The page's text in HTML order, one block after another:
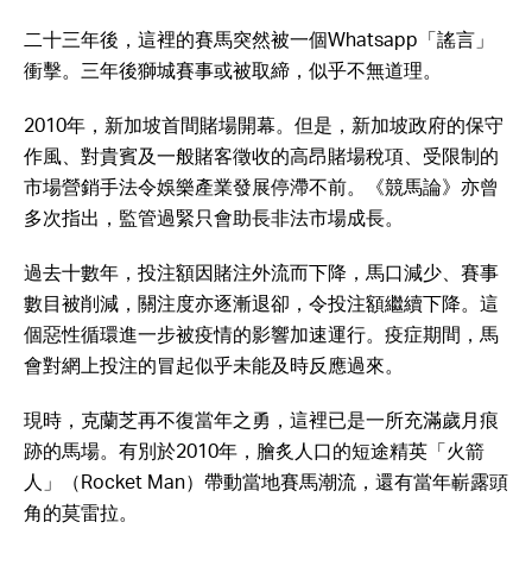
二十三年後，這裡的賽馬突然被一個Whatsapp「謠言」
衝擊。三年後獅城賽事或被取締，似乎不無道理。
2010年，新加坡首間賭場開幕。但是，新加坡政府的保守
作風、對貴賓及一般賭客徵收的高昂賭場稅項、受限制的
市場營銷手法令娛樂產業發展停滯不前。《競馬論》亦曾
多次指出，監管過緊只會助長非法市場成長。
過去十數年，投注額因賭注外流而下降，馬口減少、賽事
數目被削減，關注度亦逐漸退卻，令投注額繼續下降。這
個惡性循環進一步被疫情的影響加速運行。疫症期間，馬
會對網上投注的冒起似乎未能及時反應過來。
現時，克蘭芝再不復當年之勇，這裡已是一所充滿歲月痕
跡的馬場。有別於2010年，膾炙人口的短途精英「火箭
人」（Rocket Man）帶動當地賽馬潮流，還有當年嶄露頭
角的莫雷拉。